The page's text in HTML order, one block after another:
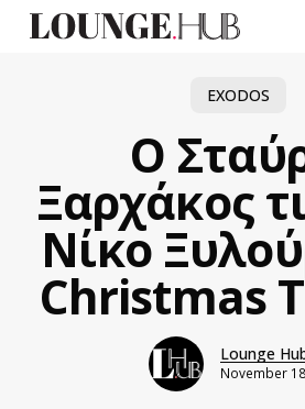
EXODOS
Ο
Ξαρχάκος
Νίκο
Christmas
Lounge
November